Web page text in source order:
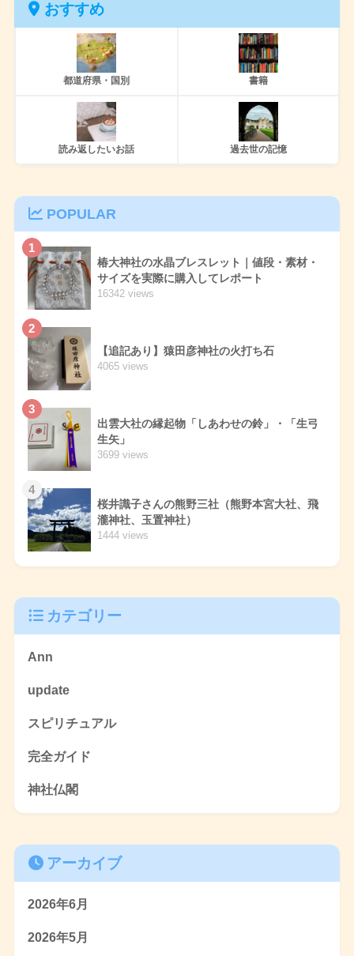
おすすめ
都道府県・国別 書籍
読み返したいお話 過去世の記憶
POPULAR
1
椿大神社の水晶ブレスレット｜値段・素材・
サイズを実際に購入してレポート
16342 views
2
【追記あり】猿田彦神社の火打ち石
4065 views
3
出雲大社の縁起物「しあわせの鈴」・「生弓
生矢」
3699 views
4
桜井識子さんの熊野三社（熊野本宮大社、飛
瀧神社、玉置神社）
1444 views
カテゴリー
Ann
update
スピリチュアル
完全ガイド
神社仏閣
アーカイブ
2026年6月
2026年5月